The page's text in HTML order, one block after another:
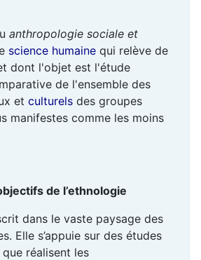
anthropologie sociale et
science humaine qui relève de
dont l'objet est l'étude
de l'ensemble des
et culturels des groupes
manifestes comme les moins
de l’ethnologie
dans le vaste paysage des
Elle s’appuie sur des études
réalisent les